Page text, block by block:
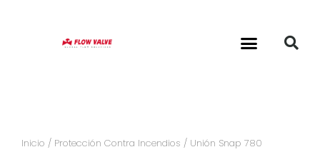
Inicio / Protección Contra Incendios / Unión Snap 780